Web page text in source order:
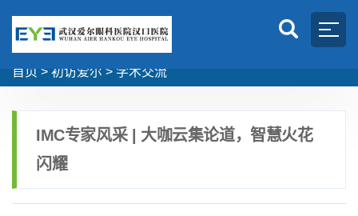
首页 > 初访爱尔 > 学术交流
IMC专家风采 | 大咖云集论道，智慧火花
闪耀